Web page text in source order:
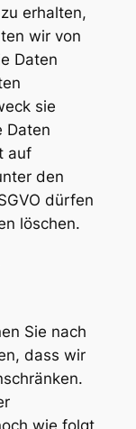
erhalten,
wir von
Daten
sie
Daten
auf
den
dürfen
löschen.
Sie nach
dass wir
wie folgt